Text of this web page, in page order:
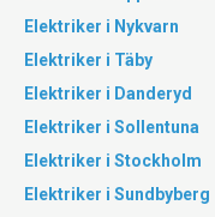
Elektriker i Nykvarn
Elektriker i Täby
Elektriker i Danderyd
Elektriker i Sollentuna
Elektriker i Stockholm
Elektriker i Sundbyberg